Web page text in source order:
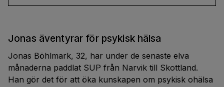
Jonas äventyrar för psykisk hälsa
Jonas Böhlmark, 32, har under de senaste elva
månaderna paddlat SUP från Narvik till Skottland.
Han gör det för att öka kunskapen om psykisk ohälsa